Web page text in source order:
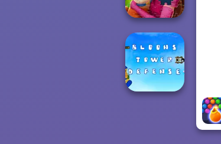
Royal Jigsaw